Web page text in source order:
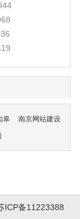
皋 南京网站建设
ICP备11223388